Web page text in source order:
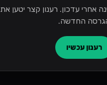
אחרי עדכון. רענון קצר יטען את
החדשה.
רענון עכשיו